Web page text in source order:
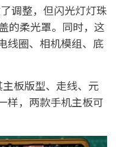
调整，但闪光灯灯珠
的柔光罩。同时，这
线圈、相机模组、底
板版型、走线、元
样，两款手机主板可